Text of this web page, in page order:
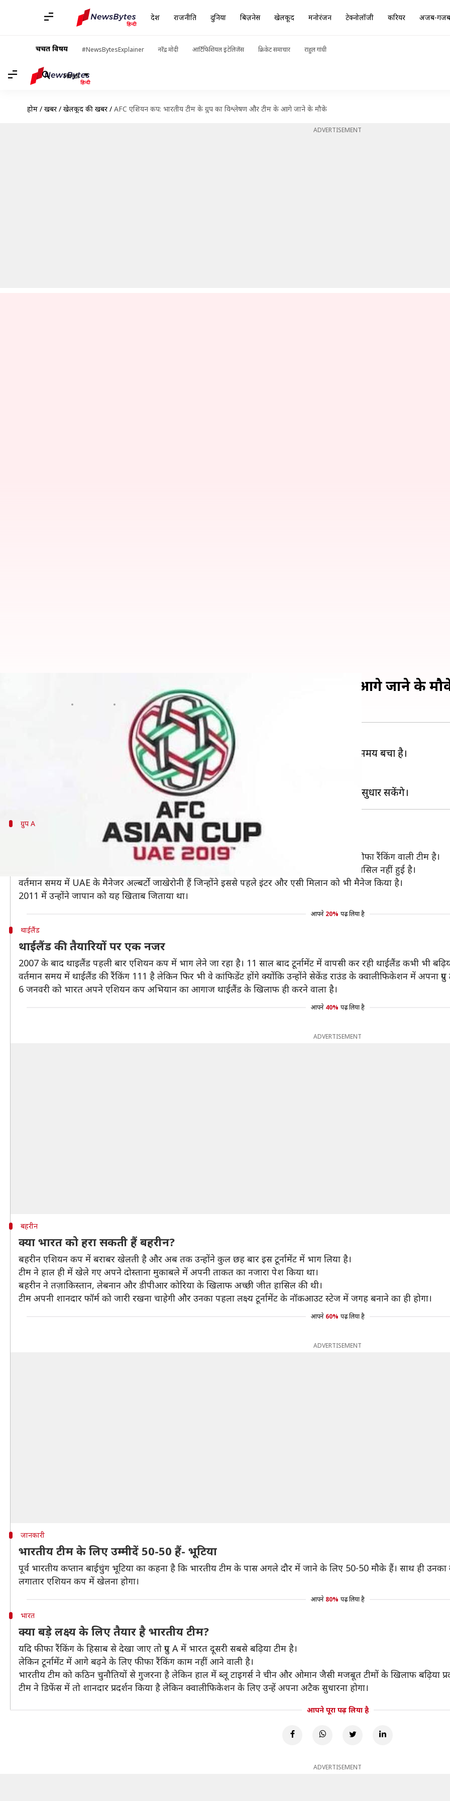
देश राजनीति दुनिया बिज़नेस खेलकूद मनोरंजन टेक्नोलॉजी करियर अजब-गजब
चर्चित विषय #NewsBytesExplainer नरेंद्र मोदी आर्टिफिशियल इंटेलिजेंस क्रिकेट समाचार राहुल गांधी
Hindi
होम / खबरें / खेलकूद की खबरें / AFC एशियन कप: भारतीय टीम के ग्रुप का विश्लेषण और टीम के आगे जाने के मौके
ADVERTISEMENT
AFC एशियन कप: भारतीय टीम के ग्रुप का विश्लेषण और टीम के आगे जाने के
05:37 pm
AFC एशियन कप के 16 संस्करण हो चुके हैं और 17वें संस्करण के शुरु होने में केवल तीन दिन का समय बचा है।
इस बार UAE में खेले जाने वाले एशियन कप में भारतीय फुटबॉल टीम भी भाग लेगी।
इससे पहले की टूर्नामेंट शुरु हो आप भारतीय टीम के ग्रुप का विश्लेषण जरूर जानना चाहेंगे।
ग्रुप A
सबसे बढ़िया रैंकिंग वाली टीम है UAE
ग्रुप A में इंडिया के साथ मेजबान देश यूनाइटेड अरब अमीरात (UAE) भी है। इस ग्रुप में UAE सबसे बढ़िया फीफा रैंकिंग वाली टीम है।
1996 में हुए टूर्नामेंट में UAE दूसरे स्थान पर रही थी लेकिन कभी भी उन्हें यह टूर्नामेंट जीतने में सफलता हासिल नहीं हुई है।
वर्तमान समय में UAE के मैनेजर अल्बर्टो जाखेरोनी हैं जिन्होंने इससे पहले इंटर और एसी मिलान को भी मैनेज किया है।
2011 में उन्होंने जापान को यह खिताब जिताया था।
आपने 20% पढ़ लिया है
थाईलैंड
थाईलैंड की तैयारियों पर एक नजर
2007 के बाद थाइलैंड पहली बार एशियन कप में भाग लेने जा रहा है। 11 साल बाद टूर्नामेंट में वापसी कर रही थाईलैंड कभी भी
वर्तमान समय में थाईलैंड की रैंकिंग 111 है लेकिन फिर भी वे कांफिडेंट होंगे क्योंकि उन्होंने सेकेंड राउंड के क्वालीफिकेशन में अपना ग्रुप
6 जनवरी को भारत अपने एशियन कप अभियान का आगाज थाईलैंड के खिलाफ ही करने वाला है।
आपने 40% पढ़ लिया है
ADVERTISEMENT
बहरीन
क्या भारत को हरा सकती हैं बहरीन?
बहरीन एशियन कप में बराबर खेलती है और अब तक उन्होंने कुल छह बार इस टूर्नामेंट में भाग लिया है।
टीम ने हाल ही में खेले गए अपने दोस्ताना मुकाबले में अपनी ताकत का नजारा पेश किया था।
बहरीन ने तज़ाकिस्तान, लेबनान और डीपीआर कोरिया के खिलाफ अच्छी जीत हासिल की थी।
टीम अपनी शानदार फॉर्म को जारी रखना चाहेगी और उनका पहला लक्ष्य टूर्नामेंट के नॉकआउट स्टेज में जगह बनाने का ही होगा।
आपने 60% पढ़ लिया है
ADVERTISEMENT
जानकारी
भारतीय टीम के लिए उम्मीदें 50-50 हैं- भूटिया
पूर्व भारतीय कप्तान बाईचुंग भूटिया का कहना है कि भारतीय टीम के पास अगले दौर में जाने के लिए 50-50 मौके हैं। साथ ही
लगातार एशियन कप में खेलना होगा।
आपने 80% पढ़ लिया है
भारत
क्या बड़े लक्ष्य के लिए तैयार है भारतीय टीम?
यदि फीफा रैंकिंग के हिसाब से देखा जाए तो ग्रुप A में भारत दूसरी सबसे बढ़िया टीम है।
लेकिन टूर्नामेंट में आगे बढ़ने के लिए फीफा रैंकिंग काम नहीं आने वाली है।
भारतीय टीम को कठिन चुनौतियों से गुजरना है लेकिन हाल में ब्लू टाइगर्स ने चीन और ओमान जैसी मजबूत टीमों के खिलाफ बढ़िया
टीम ने डिफेंस में तो शानदार प्रदर्शन किया है लेकिन क्वालीफिकेशन के लिए उन्हें अपना अटैक सुधारना होगा।
आपने पूरा पढ़ लिया है
ADVERTISEMENT